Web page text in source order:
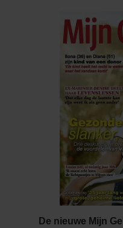
De nieuwe Mijn